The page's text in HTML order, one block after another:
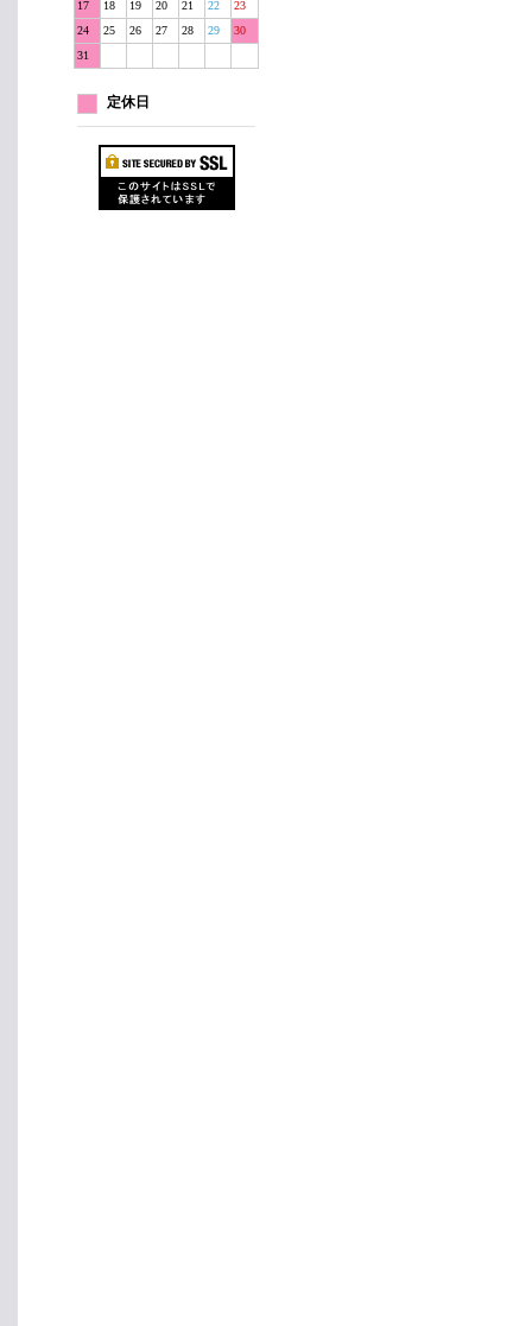
17 18 19 20 21 22
23
24
25 26 27 28 29
30
31
定休日